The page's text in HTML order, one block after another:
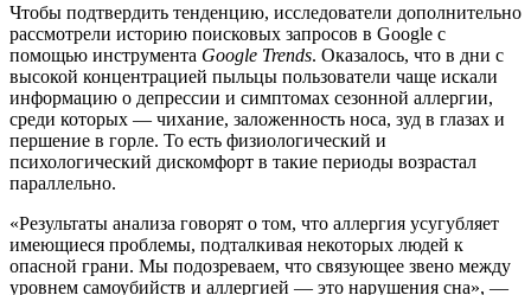
Чтобы подтвердить тенденцию, исследователи дополнительно
рассмотрели историю поисковых запросов в Google с
помощью инструмента Google Trends. Оказалось, что в дни с
высокой концентрацией пыльцы пользователи чаще искали
информацию о депрессии и симптомах сезонной аллергии,
среди которых — чихание, заложенность носа, зуд в глазах и
першение в горле. То есть физиологический и
психологический дискомфорт в такие периоды возрастал
параллельно.
«Результаты анализа говорят о том, что аллергия усугубляет
имеющиеся проблемы, подталкивая некоторых людей к
опасной грани. Мы подозреваем, что связующее звено между
уровнем самоубийств и аллергией — это нарушения сна», —